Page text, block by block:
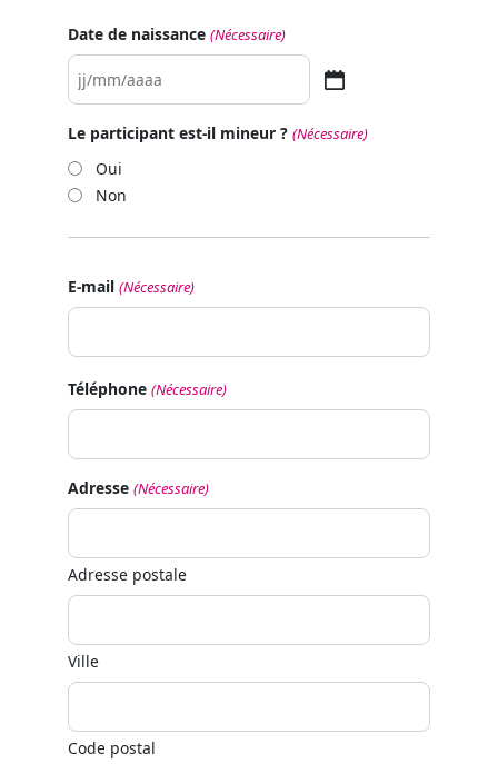
Date de naissance (Nécessaire)
MM
slash
AAAA
Le participant est-il mineur ? (Nécessaire)
Oui
Non
E-mail (Nécessaire)
Téléphone (Nécessaire)
Adresse (Nécessaire)
Adresse postale
Ville
Code postal